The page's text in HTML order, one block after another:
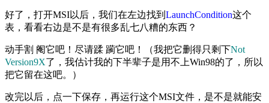
好了，打开MSI以后，我们在左边找到 LaunchCondition这个
表，看看右边是不是有很多乱七八糟的东西？
动手割 阉它吧！尽请蹂 躏它吧！（我把它删得只剩下Not
Version9X了，我估计我的下半辈子是用不上Win98的了，所以
把它留在这吧。）
改完以后，点一下保存，再运行这个MSI文件，是不是就能安